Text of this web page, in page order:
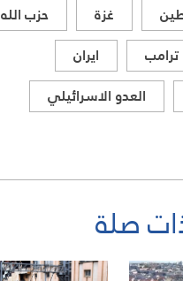
غزة
حزب الله
ترامب
ايران
العدو الاسرائيلي
صلة